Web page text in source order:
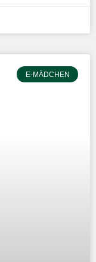
E-MÄDCHEN